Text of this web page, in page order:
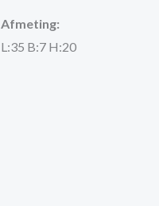
Afmeting:
L:35 B:7 H:20